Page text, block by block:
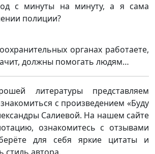
с минуты на минуту, а я сама
полиции?
органах работаете,
должны помогать людям…
литературы представляем
с произведением «Буду
Салиевой. На нашем сайте
ознакомитесь с отзывами
для себя яркие цитаты и